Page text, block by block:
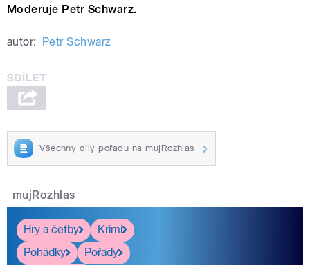
Moderuje Petr Schwarz.
autor: Petr Schwarz
Všechny díly pořadu na mujRozhlas
mujRozhlas
Hry a četby
Krimi
Pohádky
Pořady